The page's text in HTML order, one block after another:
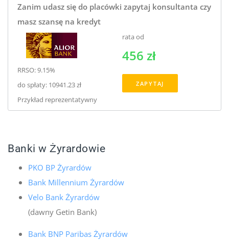
Zanim udasz się do placówki zapytaj konsultanta czy
masz szansę na kredyt
RRSO: 9.15%
do spłaty: 10941.23 zł
Przykład reprezentatywny
rata od
456 zł
ZAPYTAJ
Banki w Żyrardowie
PKO BP Żyrardów
Bank Millennium Żyrardów
Velo Bank Żyrardów
(dawny Getin Bank)
Bank BNP Paribas Żyrardów